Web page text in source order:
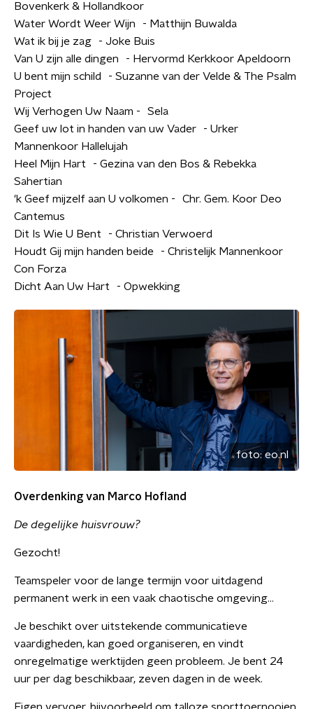
Bovenkerk & Hollandkoor
Water Wordt Weer Wijn - Matthijn Buwalda
Wat ik bij je zag - Joke Buis
Van U zijn alle dingen - Hervormd Kerkkoor Apeldoorn
U bent mijn schild - Suzanne van der Velde & The Psalm
Project
Wij Verhogen Uw Naam - Sela
Geef uw lot in handen van uw Vader - Urker
Mannenkoor Hallelujah
Heel Mijn Hart - Gezina van den Bos & Rebekka
Sahertian
'k Geef mijzelf aan U volkomen - Chr. Gem. Koor Deo
Cantemus
Dit Is Wie U Bent - Christian Verwoerd
Houdt Gij mijn handen beide - Christelijk Mannenkoor
Con Forza
Dicht Aan Uw Hart - Opwekking
foto:eo.nl
Overdenking van Marco Hofland
De degelijke huisvrouw?
Gezocht!
Teamspeler voor de lange termijn voor uitdagend
permanent werk in een vaak chaotische omgeving…
Je beschikt over uitstekende communicatieve
vaardigheden, kan goed organiseren, en vindt
onregelmatige werktijden geen probleem. Je bent 24
uur per dag beschikbaar, zeven dagen in de week.
Eigen vervoer, bijvoorbeeld om talloze sporttoernooien